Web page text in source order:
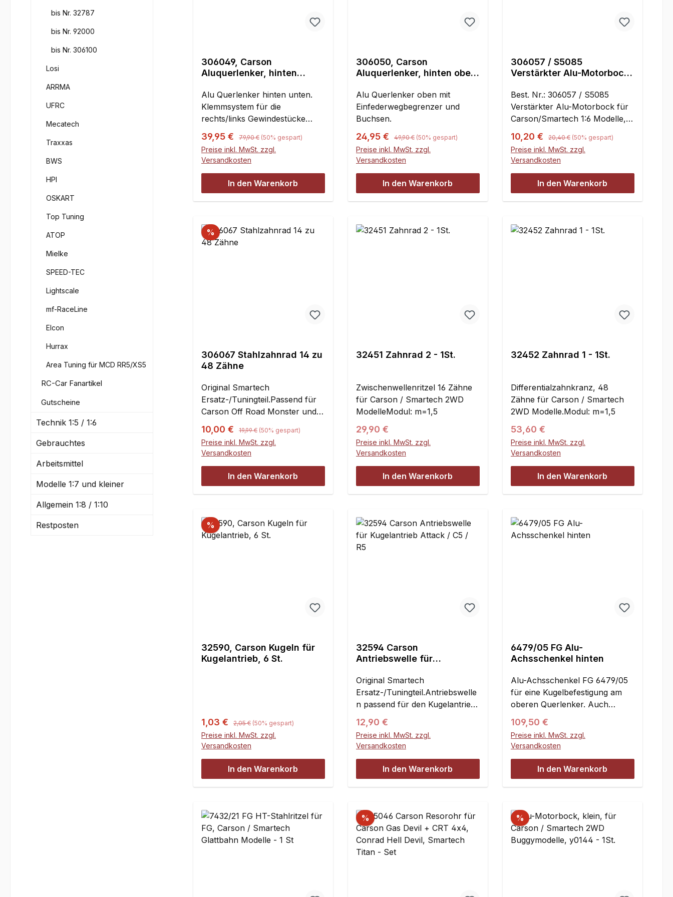
bis Nr. 32787
bis Nr. 92000
bis Nr. 306100
Losi
ARRMA
UFRC
Mecatech
Traxxas
BWS
HPI
OSKART
Top Tuning
ATOP
Mielke
SPEED-TEC
Lightscale
mf-RaceLine
Elcon
Hurrax
Area Tuning für MCD RR5/XS5
RC-Car Fanartikel
Gutscheine
Technik 1:5 / 1:6
Gebrauchtes
Arbeitsmittel
Modelle 1:7 und kleiner
Allgemein 1:8 / 1:10
Restposten
306049, Carson
Aluquerlenker, hinten
Alu Querlenker hinten unten.
Klemmsystem für die
rechts/links Gewindestücke
macht die Verwendung von
Kontermuttern überflüssig.
Verkaufspreis:
39,95 € Regulärer Preis:
79,90 € (50% gespart)
Preise inkl. MwSt. zzgl.
Versandkosten
In den Warenkorb
306050, Carson
Aluquerlenker, hinten oben,
Alu Querlenker oben mit
Einfederwegbegrenzer und
Buchsen.
Verkaufspreis:
24,95 € Regulärer Preis:
49,90 € (50% gespart)
Preise inkl. MwSt. zzgl.
Versandkosten
In den Warenkorb
306057 / S5085
Verstärkter Alu-Motorbock
Modelle, 1 St.
Best. Nr.: 306057 / S5085
Verstärkter Alu-Motorbock für
Carson/Smartech 1:6 Modelle, 1
St.Carson Bestellnummer:
306057Smartech
Bestellnummer:
S5085Verstärkter Aluminium
Motorbock für
Carson/Smartech Modelle im
Maßstab 1:6 mit drei M5
ge: 80 mmBreite: 10
Verkaufspreis:
10,20 € Regulärer Preis:
20,40 € (50% gespart)
Preise inkl. MwSt. zzgl.
Versandkosten
In den Warenkorb
%
306067 Stahlzahnrad 14 zu
48 Zähne
Original Smartech
Ersatz-/Tuningteil.Passend für
Carson Off Road Monster und
Stadium Fahrzeug. Wird speziell
bei Stadium Fahrzeugen
eingesetzt.Maße:Für
Wellengröße: 10
mmAußendurchmesser: 26,8
mmTiefe: 15 mmDrei Bohrungen
für MadenschraubenInhalt:1
Verkaufspreis:
10,00 € Regulärer Preis:
19,99 € (50% gespart)
Preise inkl. MwSt. zzgl.
Versandkosten
In den Warenkorb
32451 Zahnrad 2 - 1St.
Zwischenwellenritzel 16 Zähne
für Carson / Smartech 2WD
ModelleModul: m=1,5
Regulärer Preis:
29,90 €
Preise inkl. MwSt. zzgl.
Versandkosten
In den Warenkorb
32452 Zahnrad 1 - 1St.
Differentialzahnkranz, 48
Zähne für Carson / Smartech
2WD Modelle.Modul: m=1,5
Regulärer Preis:
53,60 €
Preise inkl. MwSt. zzgl.
Versandkosten
In den Warenkorb
%
32590, Carson Kugeln für
Kugelantrieb, 6 St.
Verkaufspreis:
1,03 € Regulärer Preis:
2,05 € (50% gespart)
Preise inkl. MwSt. zzgl.
Versandkosten
In den Warenkorb
32594 Carson
Antriebswelle für
R5
Original Smartech
Ersatz-/Tuningteil.Antriebswelle
n passend für den Kugelantrieb
des Carson/Smartech Attack,
C5 oder den Reely R5.Passend
für Kugel mit 5 mm
Durchmesser z.B. GPM
7080/02 Kugeln für
Antriebswelle, 5 mmInhalt:1
Stück
Regulärer Preis:
12,90 €
Preise inkl. MwSt. zzgl.
Versandkosten
In den Warenkorb
6479/05 FG Alu-
Achsschenkel hinten
Alu-Achsschenkel FG 6479/05
für eine Kugelbefestigung am
oberen Querlenker. Auch
verstellbar am unteren
Querlenker (Querlenkerstift).
Passend für die Hinterachse
aller FG Offroad-Modelle (2WD
und 4WD) sowie aller Carson
Modelle.Ersetzt FG
6479Inhalt:Lagersitze: 22 x 7
mmAbstand
Radachse/Querlenkerstift: 25
mm
Regulärer Preis:
109,50 €
Preise inkl. MwSt. zzgl.
Versandkosten
In den Warenkorb
% %